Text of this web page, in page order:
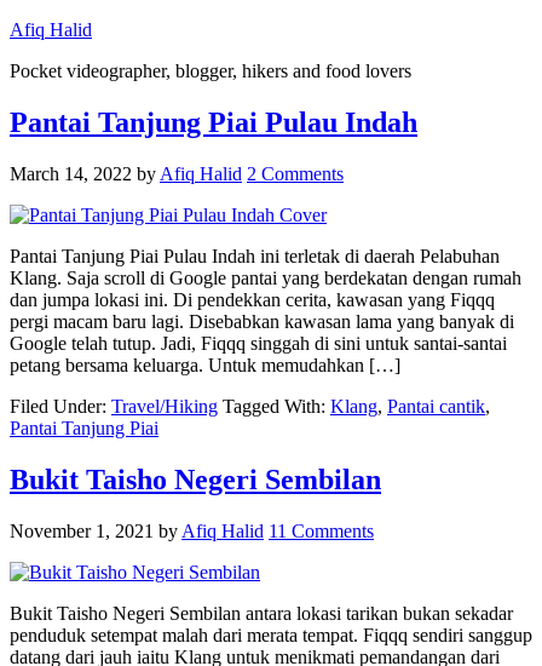
Afiq Halid
Pocket videographer, blogger, hikers and food lovers
Pantai Tanjung Piai Pulau Indah
March 14, 2022 by Afiq Halid 2 Comments
Pantai Tanjung Piai Pulau Indah ini terletak di daerah Pelabuhan
Klang. Saja scroll di Google pantai yang berdekatan dengan rumah
dan jumpa lokasi ini. Di pendekkan cerita, kawasan yang Fiqqq
pergi macam baru lagi. Disebabkan kawasan lama yang banyak di
Google telah tutup. Jadi, Fiqqq singgah di sini untuk santai-santai
petang bersama keluarga. Untuk memudahkan […]
Filed Under: Travel/Hiking Tagged With: Klang, Pantai cantik,
Pantai Tanjung Piai
Bukit Taisho Negeri Sembilan
November 1, 2021 by Afiq Halid 11 Comments
Bukit Taisho Negeri Sembilan antara lokasi tarikan bukan sekadar
penduduk setempat malah dari merata tempat. Fiqqq sendiri sanggup
datang dari jauh iaitu Klang untuk menikmati pemandangan dari